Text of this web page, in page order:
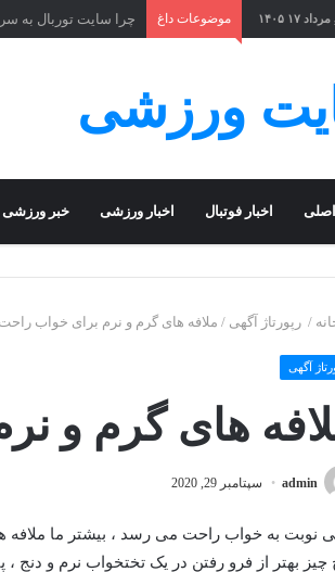
۱۷ ۱۴۰۵ موضوعات داغ چرا سایت توربال به
ورزشی
اخبار فوتبال اخبار ورزشی خبر ورزشی
/ رپورتاژ آگهی / ملافه های گرم و نرم برای خواب راحت
آگهی
های گرم و
admin سپتامبر 29, 2020
نوبت به خواب راحت می رسد ، بیشتر ما ملافه
چیز بهتر از فرو رفتن در یک تختخواب نرم و